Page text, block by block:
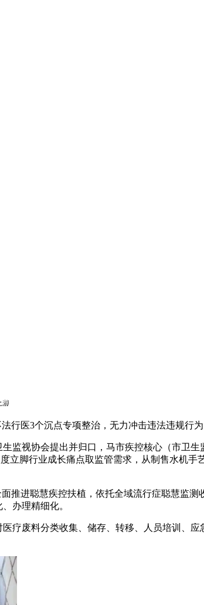
医3个沉点专项整治，无力冲击违法违规行为
视协会提出并归口，马市疾控核心（市卫生
立脚行业成长痛点取监管需求，从制售水机
进聪慧疾控扶植，依托全域流行症聪慧监测
办理精细化。
废料分类收集、储存、转移、人员培训、应